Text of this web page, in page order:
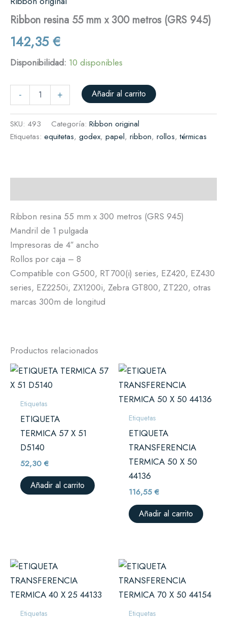
Ribbon resina 55 mm x 300 metros (GRS 945)
142,35 €
Disponibilidad: 10 disponibles
- + Añadir al carrito
SKU: 493 Categoría: Ribbon original
Etiquetas: equitetas, godex, papel, ribbon, rollos,térmicas
Ribbon resina 55 mm x 300 metros (GRS 945)
Mandril de 1 pulgada
Impresoras de 4″ ancho
Rollos por caja – 8
Compatible con G500, RT700(i) series, EZ420, EZ430
series, EZ2250i, ZX1200i, Zebra GT800, ZT220, otras
marcas 300m de longitud
Productos relacionados
Etiquetas
ETIQUETA
TERMICA 57 X 51
D5140
52,30€
Añadir al carrito
Etiquetas
ETIQUETA
TRANSFERENCIA
TERMICA 50 X 50
44136
116,55€
Añadir al carrito
Etiquetas Etiquetas